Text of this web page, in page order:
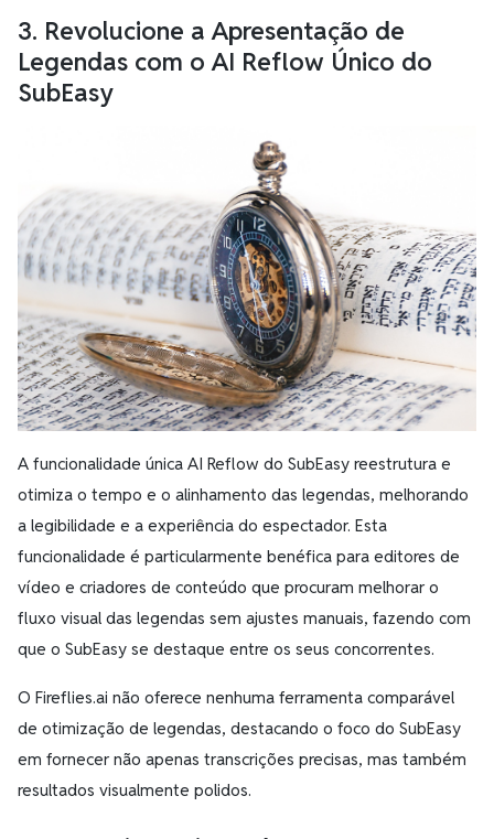
3. Revolucione a Apresentação de
Legendas com o AI Reflow Único do
SubEasy
A funcionalidade única AI Reflow do SubEasy reestrutura e
otimiza o tempo e o alinhamento das legendas, melhorando
a legibilidade e a experiência do espectador. Esta
funcionalidade é particularmente benéfica para editores de
vídeo e criadores de conteúdo que procuram melhorar o
fluxo visual das legendas sem ajustes manuais, fazendo com
que o SubEasy se destaque entre os seus concorrentes.
O Fireflies.ai não oferece nenhuma ferramenta comparável
de otimização de legendas, destacando o foco do SubEasy
em fornecer não apenas transcrições precisas, mas também
resultados visualmente polidos.